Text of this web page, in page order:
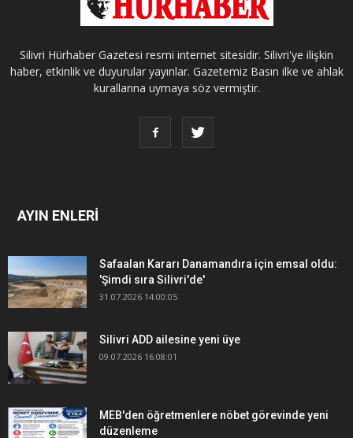
Silivri Hürhaber Gazetesi resmi internet sitesidir. Silivri'ye ilişkin
haber, etkinlik ve duyurular yayınlar. Gazetemiz Basın ilke ve ahlak
kurallarına uymaya söz vermiştir.
AYIN ENLERİ
Safaalan Kararı Danamandıra için emsal oldu:
'Şimdi sıra Silivri'de'
31.07.2026 14:00:05
Silivri ADD ailesine yeni üye
09.07.2026 16:08:01
MEB'den öğretmenlere nöbet görevinde yeni
düzenleme